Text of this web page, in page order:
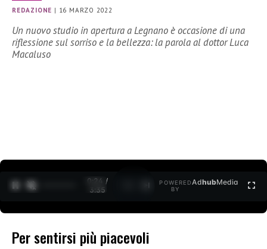
REDAZIONE | 16 MARZO 2022
Un nuovo studio in apertura a Legnano è occasione di una
riflessione sul sorriso e la bellezza: la parola al dottor Luca
Macaluso
0:25 /
3:35
POWERED
BY
AdhubMedia
Per sentirsi più piacevoli